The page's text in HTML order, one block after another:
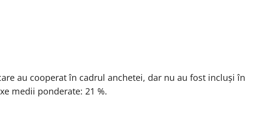
au cooperat în cadrul anchetei, dar nu au fost incluși în
medii ponderate: 21 %.